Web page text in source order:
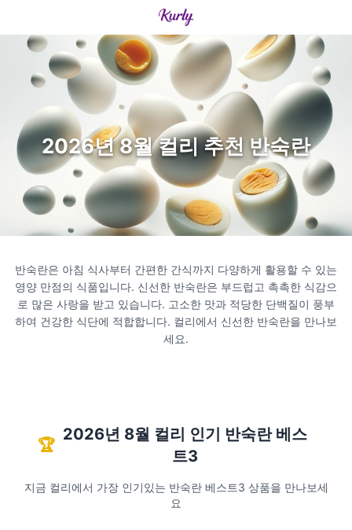
2026년 8월 컬리 추천 반숙란
반숙란은 아침 식사부터 간편한 간식까지 다양하게 활용할 수 있는
영양 만점의 식품입니다. 신선한 반숙란은 부드럽고 촉촉한 식감으
로 많은 사랑을 받고 있습니다. 고소한 맛과 적당한 단백질이 풍부
하여 건강한 식단에 적합합니다. 컬리에서 신선한 반숙란을 만나보
세요.
🏆
2026년 8월 컬리 인기 반숙란 베스
트3
지금 컬리에서 가장 인기있는 반숙란 베스트3 상품을 만나보세
요